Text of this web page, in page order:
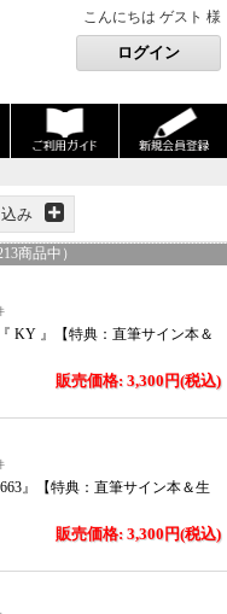
こんにちは ゲスト 様
み
商品中）
KY 』【特典：直筆サイン本＆
販売価格: 3,300円(税込)
』【特典：直筆サイン本＆生
販売価格: 3,300円(税込)